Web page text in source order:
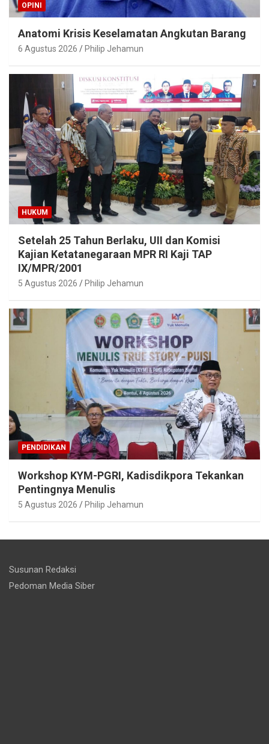
OPINI
Anatomi Krisis Keselamatan Angkutan Barang
6 Agustus 2026 Philip Jehamun
HUKUM
Setelah 25 Tahun Berlaku, UII dan Komisi
Kajian Ketatanegaraan MPR RI Kaji TAP
IX/MPR/2001
5 Agustus 2026 Philip Jehamun
PENDIDIKAN
Workshop KYM-PGRI, Kadisdikpora Tekankan
Pentingnya Menulis
5 Agustus 2026 Philip Jehamun
Susunan Redaksi
Pedoman Media Siber